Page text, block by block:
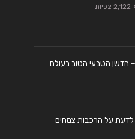
2,122 צפיות
– הדשן הטבעי הטוב בעולם
על הרכבות צמחים